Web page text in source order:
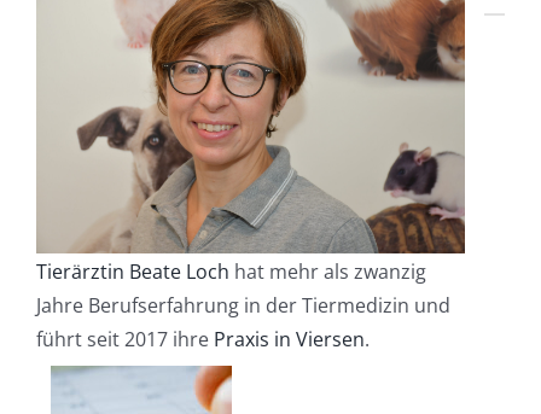
Tierärztin Beate Loch hat mehr als zwanzig
Jahre Berufserfahrung in der Tiermedizin und
führt seit 2017 ihre Praxis in Viersen.